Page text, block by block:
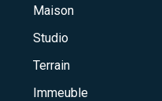
Maison
Studio
Terrain
Immeuble